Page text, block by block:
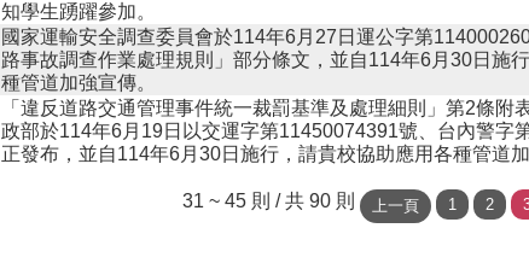
知學生踴躍參加。
國家運輸安全調查委員會於114年6月27日運公字第
路事故調查作業處理規則」部分條文，並自114年6月30日施
種管道加強宣傳。
「違反道路交通管理事件統一裁罰基準及處理細則」第2條附
政部於114年6月19日以交運字第11450074391號、台內警字
正發布，並自114年6月30日施行，請貴校協助應用各種管道加
31 ~ 45 則 / 共 90 則